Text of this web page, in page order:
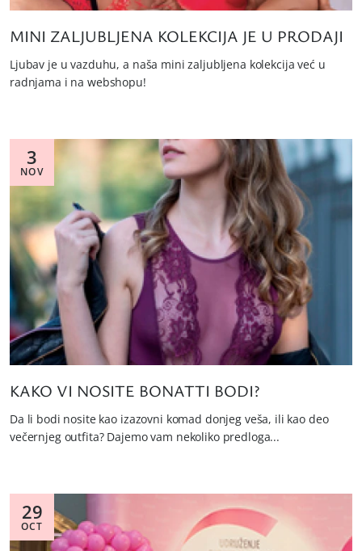
MINI ZALJUBLJENA KOLEKCIJA JE U PRODAJI
Ljubav je u vazduhu, a naša mini zaljubljena kolekcija već u
radnjama i na webshopu!
3
NOV
KAKO VI NOSITE BONATTI BODI?
Da li bodi nosite kao izazovni komad donjeg veša, ili kao deo
večernjeg outfita? Dajemo vam nekoliko predloga...
29
OCT